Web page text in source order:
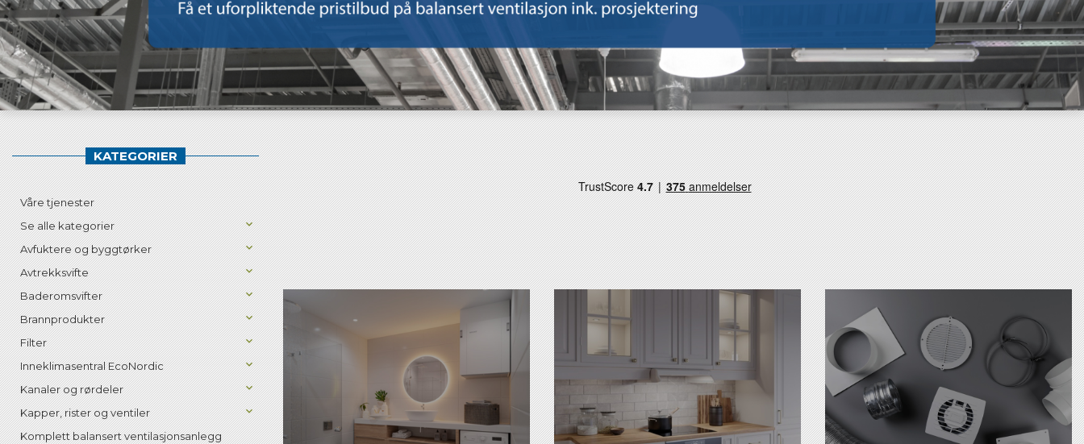
KATEGORIER
Våre tjenester
Se alle kategorier
Avfuktere og byggtørker
Avtrekksvifte
Baderomsvifter
Brannprodukter
Filter
Inneklimasentral EcoNordic
Kanaler og rørdeler
Kapper, rister og ventiler
Komplett balansert ventilasjonsanlegg